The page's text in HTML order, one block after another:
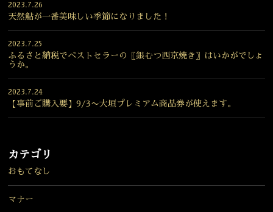
2023.7.26
天然鮎が一番美味しい季節になりました！
2023.7.25
ふるさと納税でベストセラーの〖銀むつ西京焼き〗はいかがでしょ
うか。
2023.7.24
【事前ご購入要】9/3〜大垣プレミアム商品券が使えます。
カテゴリ
おもてなし
マナー